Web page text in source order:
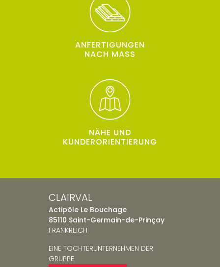
ANFERTIGUNGEN
NACH MASS
NÄHE UND
KUNDERORIENTIERUNG
CLAIRVAL
Actipôle Le Bouchage
85110 Saint-Germain-de-Prinçay
FRANKREICH
EINE TOCHTERUNTERNEHMEN DER
GRUPPE